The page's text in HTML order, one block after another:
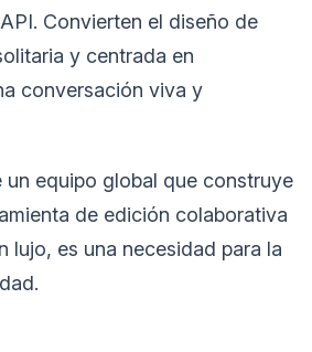
Convierten el diseño de
y centrada en
conversación viva y
un equipo global que construye
de edición colaborativa
lujo, es una necesidad para la